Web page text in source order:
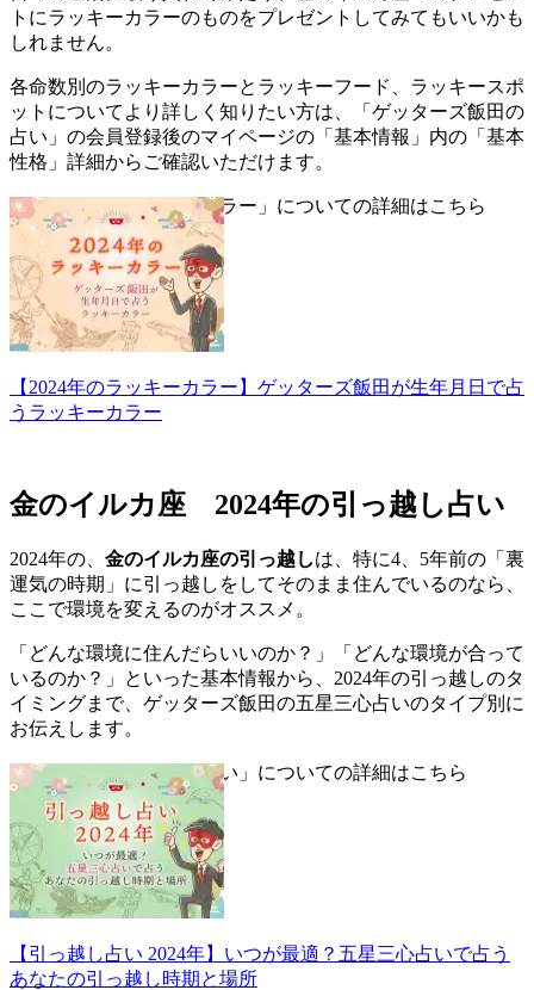
トにラッキーカラーのものをプレゼントしてみてもいいかも
しれません。
各命数別のラッキーカラーとラッキーフード、ラッキースポ
ットについてより詳しく知りたい方は、「ゲッターズ飯田の
占い」の会員登録後のマイページの「基本情報」内の「基本
性格」詳細からご確認いただけます。
▼「2024年のラッキーカラー」についての詳細はこちら
【2024年のラッキーカラー】ゲッターズ飯田が生年月日で占
うラッキーカラー
金のイルカ座 2024年の引っ越し占い
2024年の、 金のイルカ座の引っ越しは、特に4、5年前の「裏
運気の時期」に引っ越しをしてそのまま住んでいるのなら、
ここで環境を変えるのがオススメ。
「どんな環境に住んだらいいのか？」「どんな環境が合って
いるのか？」といった基本情報から、2024年の引っ越しのタ
イミングまで、ゲッターズ飯田の五星三心占いのタイプ別に
お伝えします。
▼「2024年の引っ越し占い」についての詳細はこちら
【引っ越し占い 2024年】いつが最適？五星三心占いで占う
あなたの引っ越し時期と場所